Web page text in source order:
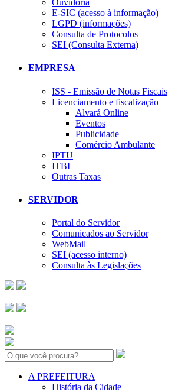
Ouvidoria
E-SIC (acesso à informação)
LGPD (informações)
Consulta de Protocolos
SEI (Consulta Externa)
EMPRESA
ISS - Emissão de Notas Fiscais
Licenciamento e fiscalização
Alvará Online
Eventos
Publicidade
Comércio Ambulante
IPTU
ITBI
Outras Taxas
SERVIDOR
Portal do Servidor
Comunicados ao Servidor
WebMail
SEI (acesso interno)
Consulta às Legislações
Search:
A PREFEITURA
História da Cidade